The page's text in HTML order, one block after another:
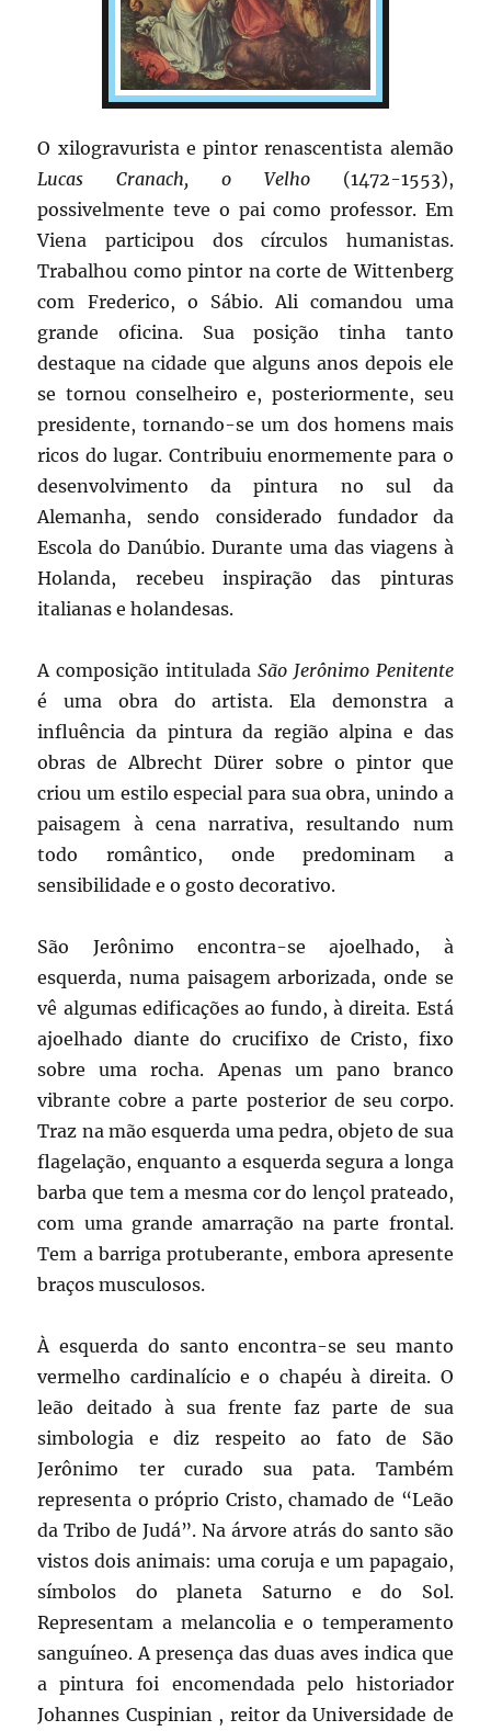
O xilogravurista e pintor renascentista alemão
Lucas Cranach, o Velho(1472-1553),
possivelmente teve o pai como professor. Em
Viena participou dos círculos humanistas.
Trabalhou como pintor na corte de Wittenberg
com Frederico, o Sábio. Ali comandou uma
grande oficina. Sua posição tinha tanto
destaque na cidade que alguns anos depois ele
se tornou conselheiro e, posteriormente, seu
presidente, tornando-se um dos homens mais
ricos do lugar. Contribuiu enormemente para o
desenvolvimento da pintura no sul da
Alemanha, sendo considerado fundador da
Escola do Danúbio. Durante uma das viagens à
Holanda, recebeu inspiração das pinturas
italianas e holandesas.
A composição intitulada São Jerônimo Penitente
é uma obra do artista. Ela demonstra a
influência da pintura da região alpina e das
obras de Albrecht Dürer sobre o pintor que
criou um estilo especial para sua obra, unindo a
paisagem à cena narrativa, resultando num
todo romântico, onde predominam a
sensibilidade e o gosto decorativo.
São Jerônimo encontra-se ajoelhado, à
esquerda, numa paisagem arborizada, onde se
vê algumas edificações ao fundo, à direita. Está
ajoelhado diante do crucifixo de Cristo, fixo
sobre uma rocha. Apenas um pano branco
vibrante cobre a parte posterior de seu corpo.
Traz na mão esquerda uma pedra, objeto de sua
flagelação, enquanto a esquerda segura a longa
barba que tem a mesma cor do lençol prateado,
com uma grande amarração na parte frontal.
Tem a barriga protuberante, embora apresente
braços musculosos.
À esquerda do santo encontra-se seu manto
vermelho cardinalício e o chapéu à direita. O
leão deitado à sua frente faz parte de sua
simbologia e diz respeito ao fato de São
Jerônimo ter curado sua pata. Também
representa o próprio Cristo, chamado de “Leão
da Tribo de Judá”. Na árvore atrás do santo são
vistos dois animais: uma coruja e um papagaio,
símbolos do planeta Saturno e do Sol.
Representam a melancolia e o temperamento
sanguíneo. A presença das duas aves indica que
a pintura foi encomendada pelo historiador
Johannes Cuspinian , reitor da Universidade de